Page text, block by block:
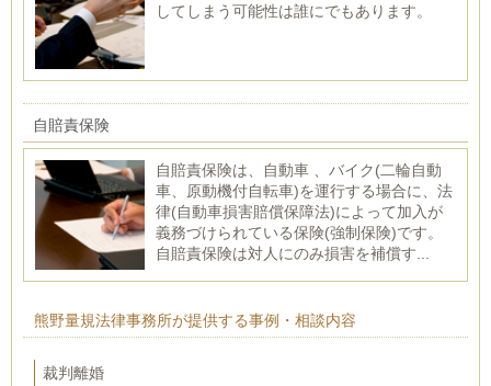
してしまう可能性は誰にでもあります。
自賠責保険
自賠責保険は、自動車 、バイク(二輪自動
車、原動機付自転車)を運行する場合に、法
律(自動車損害賠償保障法)によって加入が
義務づけられている保険(強制保険)です。
自賠責保険は対人にのみ損害を補償す...
熊野量規法律事務所が提供する事例・相談内容
裁判離婚